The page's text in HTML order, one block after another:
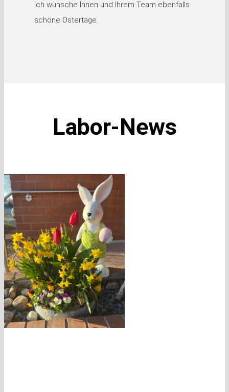
Ich wünsche Ihnen und Ihrem Team ebenfalls
schöne Ostertage.
Labor-News